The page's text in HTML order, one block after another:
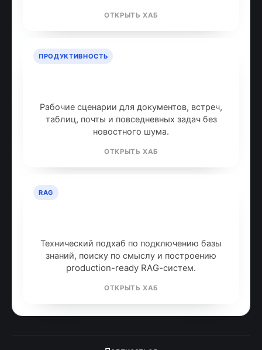
ОТКРЫТЬ ХАБ
ПРОДУКТИВНОСТЬ
Рабочие сценарии для документов, встреч,
таблиц, почты и повседневных задач без
новостного шума.
ОТКРЫТЬ ХАБ
RAG
Технический подхаб по подключению базы
знаний, поиску по смыслу и построению
production-ready RAG-систем.
ОТКРЫТЬ ХАБ